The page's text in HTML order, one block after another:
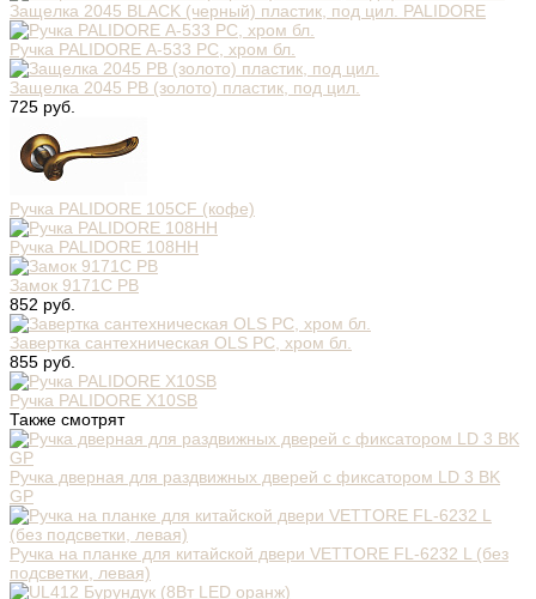
Защелка 2045 BLACK (черный) пластик, под цил. PALIDORE
Ручка PALIDORE А-533 РС, хром бл.
Защелка 2045 PB (золото) пластик, под цил.
725 руб.
Ручка PALIDORE 105CF (кофе)
Ручка PALIDORE 108HH
Замок 9171C PB
852 руб.
Завертка сантехническая OLS PC, хром бл.
855 руб.
Ручка PALIDORE X10SB
Также смотрят
Ручка дверная для раздвижных дверей с фиксатором LD 3 BK
GP
Ручка на планке для китайской двери VЕTTORE FL-6232 L (без
подсветки, левая)